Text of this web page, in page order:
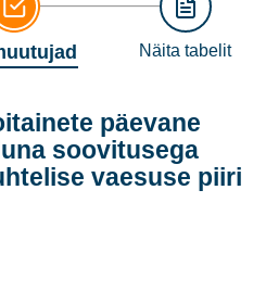
Näita tabelit
päevane
soovitusega
vaesuse piiri